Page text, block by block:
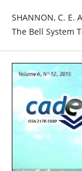
SHANNON, C.
The Bell System